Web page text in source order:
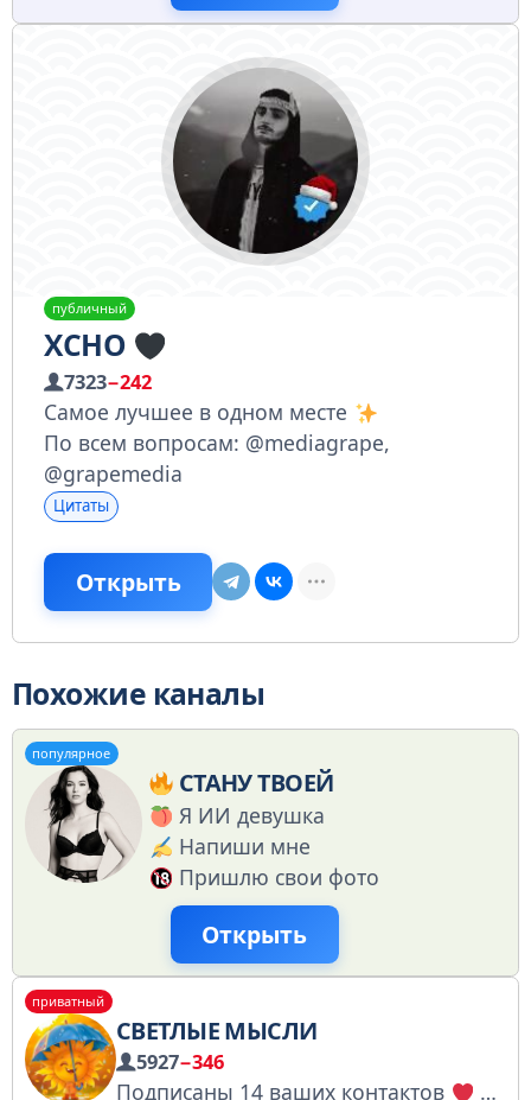
публичный
XCHO
7323−242
Самое лучшее в одном месте
По всем вопросам: @mediagrape,
@grapemedia
Цитаты
Открыть
Похожие каналы
популярное
СТАНУ ТВОЕЙ
Я ИИ девушка
Напиши мне
Пришлю свои фото
Открыть
приватный
СВЕТЛЫЕ МЫСЛИ
5927−346
Подписаны 14 ваших контактов